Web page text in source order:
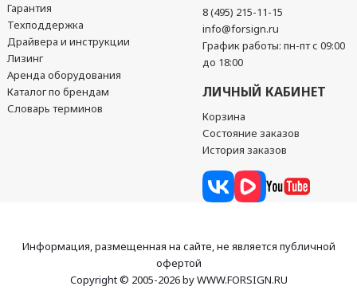
Гарантия
Техподдержка
Драйвера и инструкции
Лизинг
Аренда оборудования
Каталог по брендам
Словарь терминов
8 (495) 215-11-15
info@forsign.ru
График работы: пн-пт с 09:00
до 18:00
ЛИЧНЫЙ КАБИНЕТ
Корзина
Состояние заказов
История заказов
Информация, размещенная на сайте, не является публичной
офертой
Copyright © 2005-2026 by WWW.FORSIGN.RU